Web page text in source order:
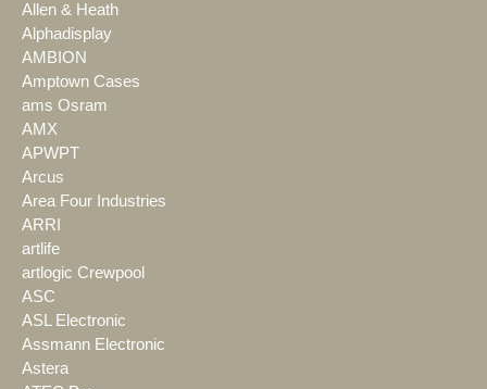
Allen & Heath
Alphadisplay
AMBION
Amptown Cases
ams Osram
AMX
APWPT
Arcus
Area Four Industries
ARRI
artlife
artlogic Crewpool
ASC
ASL Electronic
Assmann Electronic
Astera